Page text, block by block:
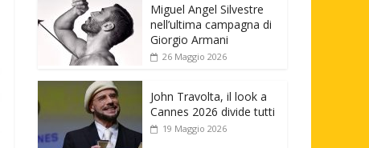
Miguel Angel Silvestre
nell’ultima campagna di
Giorgio Armani
26 Maggio 2026
John Travolta, il look a
Cannes 2026 divide tutti
19 Maggio 2026